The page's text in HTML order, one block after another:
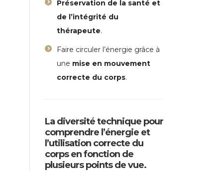
Préservation de la santé et
de l’intégrité du
thérapeute.
Faire circuler l’énergie grâce à
une mise en mouvement
correcte du corps.
La diversité technique pour
comprendre l’énergie et
l’utilisation correcte du
corps en fonction de
plusieurs points de vue.